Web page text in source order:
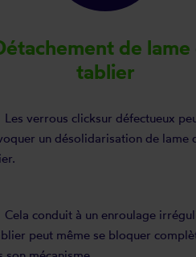
de lame
tablier
Les verrous clicksur défectueux
un désolidarisation de lame
Cela conduit à un enroulage
peut même se bloquer